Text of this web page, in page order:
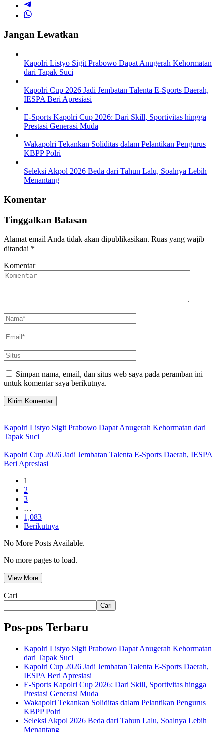
Jangan Lewatkan
Kapolri Listyo Sigit Prabowo Dapat Anugerah Kehormatan
dari Tapak Suci
Kapolri Cup 2026 Jadi Jembatan Talenta E-Sports Daerah,
IESPA Beri Apresiasi
E-Sports Kapolri Cup 2026: Dari Skill, Sportivitas hingga
Prestasi Generasi Muda
Wakapolri Tekankan Soliditas dalam Pelantikan Pengurus
KBPP Polri
Seleksi Akpol 2026 Beda dari Tahun Lalu, Soalnya Lebih
Menantang
Komentar
Tinggalkan Balasan
Alamat email Anda tidak akan dipublikasikan. Ruas yang wajib
ditandai *
Komentar
Simpan nama, email, dan situs web saya pada peramban ini
untuk komentar saya berikutnya.
Kapolri Listyo Sigit Prabowo Dapat Anugerah Kehormatan dari
Tapak Suci
Kapolri Cup 2026 Jadi Jembatan Talenta E-Sports Daerah, IESPA
Beri Apresiasi
1
2
3
…
1,083
Berikutnya
No More Posts Available.
No more pages to load.
View More
Cari
Cari
Pos-pos Terbaru
Kapolri Listyo Sigit Prabowo Dapat Anugerah Kehormatan
dari Tapak Suci
Kapolri Cup 2026 Jadi Jembatan Talenta E-Sports Daerah,
IESPA Beri Apresiasi
E-Sports Kapolri Cup 2026: Dari Skill, Sportivitas hingga
Prestasi Generasi Muda
Wakapolri Tekankan Soliditas dalam Pelantikan Pengurus
KBPP Polri
Seleksi Akpol 2026 Beda dari Tahun Lalu, Soalnya Lebih
Menantang